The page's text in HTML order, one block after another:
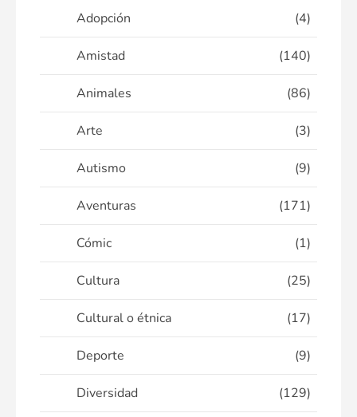
Adopción (4)
Amistad (140)
Animales (86)
Arte (3)
Autismo (9)
Aventuras (171)
Cómic (1)
Cultura (25)
Cultural o étnica (17)
Deporte (9)
Diversidad (129)